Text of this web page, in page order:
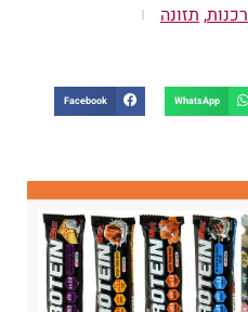
, תזונה
WhatsApp
Facebook